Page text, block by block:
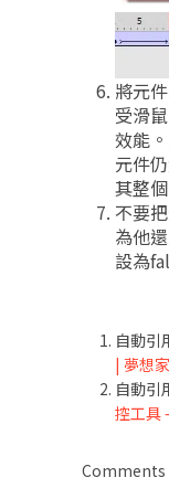
將元
受滑
效能
元件
其整
不要
為他
設為
自動引
| 夢想
自動引
控工具
Comments